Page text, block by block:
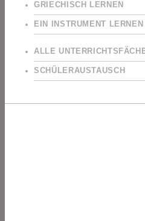
GRIECHISCH LERNEN
EIN INSTRUMENT LERNEN
ALLE
SCHÜLERAUSTAUSCH